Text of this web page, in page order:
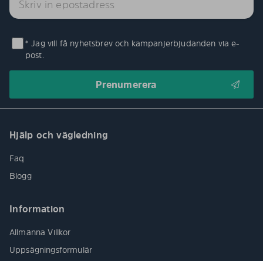
* Jag vill få nyhetsbrev och kampanjerbjudanden via e-
post.
Hjälp och vägledning
Faq
Blogg
Information
Allmänna Villkor
Uppsägningsformulär